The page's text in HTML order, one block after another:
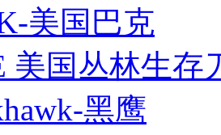
美国巴克
美国丛林生存
黑鹰